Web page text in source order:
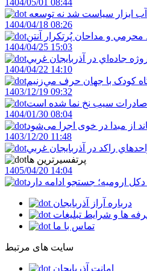
1404/05/01 08:44
آب ابزار سياست شد نه توسعه
1404/04/18 08:26
محرمي و مداحان پُرتکرار آنتن
1404/04/25 15:03
1404/04/22 14:10
کودک با جهان حرف مي‌زنيم
1403/12/19 09:32
صادرات سيب نخ نما شده است
1404/01/30 08:04
از مبدا در خوی اجرا می‌شود
1403/12/20 11:48
راکد در آذربايجان غربي
پرتفسیرترین ها
1405/04/20 14:04
ارومیه؛ جستجو ادامه دارد
درباره آراز آذربایجان
ها و شرایط تبلیغات
تماس با ما
سایت های مرتبط
امانت آذربایجان